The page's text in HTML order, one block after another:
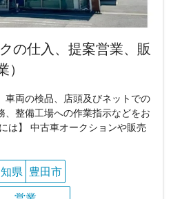
の仕入、提案営業、販
車両の検品、店頭及びネットでの
、整備工場への作業指示などをお
は】 中古車オークションや販売
県 豊田市